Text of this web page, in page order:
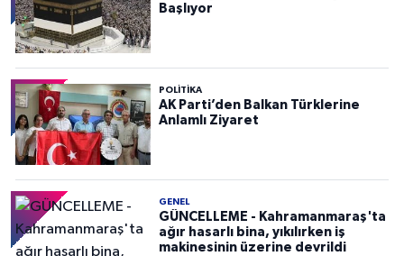
Başlıyor
POLITIKA
AK Parti’den Balkan Türklerine
Anlamlı Ziyaret
GENEL
GÜNCELLEME - Kahramanmaraş'ta
ağır hasarlı bina, yıkılırken iş
makinesinin üzerine devrildi